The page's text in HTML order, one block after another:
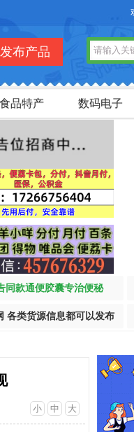
欢迎您
布产品
食品特产 数码电子
同款通便胶囊专治便秘
各类货源信息都可以发布
小 中 大